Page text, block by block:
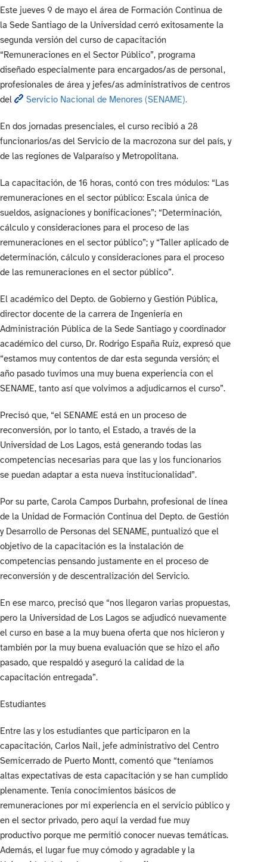
Este jueves 9 de mayo el área de Formación Continua de
la Sede Santiago de la Universidad cerró exitosamente la
segunda versión del curso de capacitación
“Remuneraciones en el Sector Público”, programa
diseñado especialmente para encargados/as de personal,
profesionales de área y jefes/as administrativos de centros
del
Servicio Nacional de Menores (SENAME).
En dos jornadas presenciales, el curso recibió a 28
funcionarios/as del Servicio de la macrozona sur del país, y
de las regiones de Valparaíso y Metropolitana.
La capacitación, de 16 horas, contó con tres módulos: “Las
remuneraciones en el sector público: Escala única de
sueldos, asignaciones y bonificaciones”; “Determinación,
cálculo y consideraciones para el proceso de las
remuneraciones en el sector público”; y “Taller aplicado de
determinación, cálculo y consideraciones para el proceso
de las remuneraciones en el sector público”.
El académico del Depto. de Gobierno y Gestión Pública,
director docente de la carrera de Ingeniería en
Administración Pública de la Sede Santiago y coordinador
académico del curso, Dr. Rodrigo España Ruiz, expresó que
“estamos muy contentos de dar esta segunda versión; el
año pasado tuvimos una muy buena experiencia con el
SENAME, tanto así que volvimos a adjudicarnos el curso”.
Precisó que, “el SENAME está en un proceso de
reconversión, por lo tanto, el Estado, a través de la
Universidad de Los Lagos, está generando todas las
competencias necesarias para que las y los funcionarios
se puedan adaptar a esta nueva institucionalidad”.
Por su parte, Carola Campos Durbahn, profesional de línea
de la Unidad de Formación Continua del Depto. de Gestión
y Desarrollo de Personas del SENAME, puntualizó que el
objetivo de la capacitación es la instalación de
competencias pensando justamente en el proceso de
reconversión y de descentralización del Servicio.
En ese marco, precisó que “nos llegaron varias propuestas,
pero la Universidad de Los Lagos se adjudicó nuevamente
el curso en base a la muy buena oferta que nos hicieron y
también por la muy buena evaluación que se hizo el año
pasado, que respaldó y aseguró la calidad de la
capacitación entregada”.
Estudiantes
Entre las y los estudiantes que participaron en la
capacitación, Carlos Nail, jefe administrativo del Centro
Semicerrado de Puerto Montt, comentó que “teníamos
altas expectativas de esta capacitación y se han cumplido
plenamente. Tenía conocimientos básicos de
remuneraciones por mi experiencia en el servicio público y
en el sector privado, pero aquí la verdad fue muy
productivo porque me permitió conocer nuevas temáticas.
Además, el lugar fue muy cómodo y agradable y la